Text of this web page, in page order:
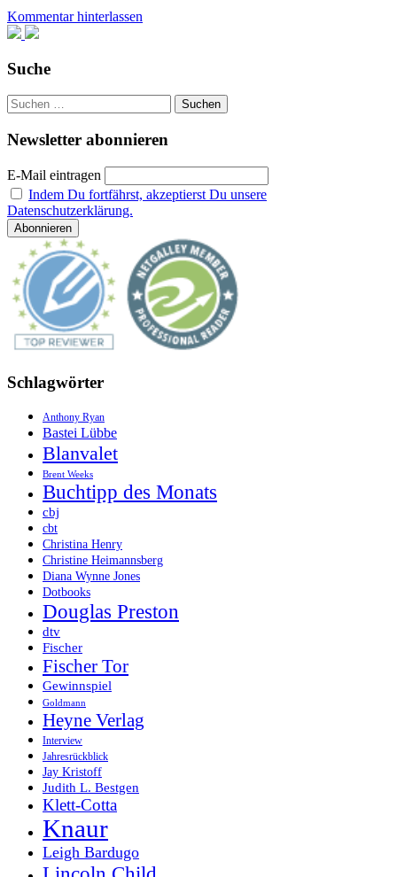
von
Costanza
Kommentar hinterlassen
Suche
Suchen
nach:
Newsletter abonnieren
E-Mail eintragen
Indem Du fortfährst, akzeptierst Du unsere
Datenschutzerklärung.
Schlagwörter
Anthony Ryan
Bastei Lübbe
Blanvalet
Brent Weeks
Buchtipp des Monats
cbj
cbt
Christina Henry
Christine Heimannsberg
Diana Wynne Jones
Dotbooks
Douglas Preston
dtv
Fischer
Fischer Tor
Gewinnspiel
Goldmann
Heyne Verlag
Interview
Jahresrückblick
Jay Kristoff
Judith L. Bestgen
Klett-Cotta
Knaur
Leigh Bardugo